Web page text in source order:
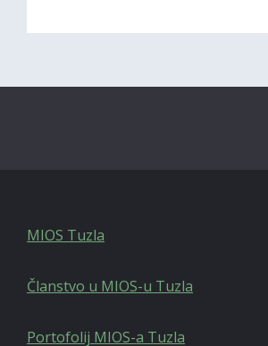
MIOS Tuzla
Članstvo u MIOS-u Tuzla
Portofolij MIOS-a Tuzla